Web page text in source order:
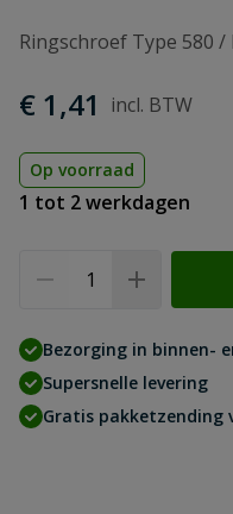
Ringschroef Type 580
€ 1,41
Op voorraad
1 tot 2 werkdagen
Bezorging in binnen-
Supersnelle levering
Gratis pakketzending